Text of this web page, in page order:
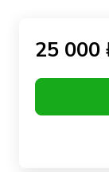
25 000